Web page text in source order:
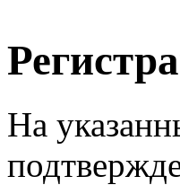
На